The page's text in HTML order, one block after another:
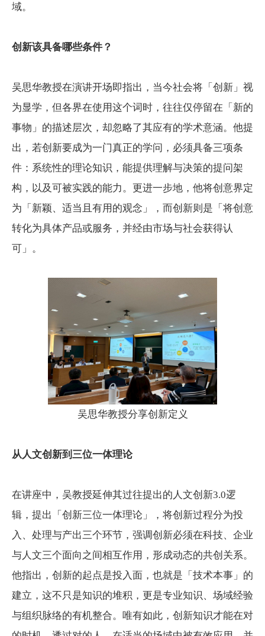
域。
创新该具备哪些条件？
吴思华教授在演讲开场即指出，当今社会将「创新」视
为显学，但各界在使用这个词时，往往仅停留在「新的
事物」的描述层次，却忽略了其应有的学术意涵。他提
出，若创新要成为一门真正的学问，必须具备三项条
件：系统性的理论知识，能提供理解与决策的提问架
构，以及可被实践的能力。更进一步地，他将创意界定
为「新颖、适当且有用的观念」，而创新则是「将创意
转化为具体产品或服务，并经由市场与社会获得认
可」。
吴思华教授分享创新定义
从人文创新到三位一体理论
在讲座中，吴教授延伸其过往提出的人文创新3.0逻
辑，提出「创新三位一体理论」，将创新过程分为投
入、处理与产出三个环节，强调创新必须在科技、企业
与人文三个面向之间相互作用，形成动态的共创关系。
他指出，创新的起点是投入面，也就是「技术本事」的
建立，这不只是知识的堆积，更是专业知识、场域经验
与组织脉络的有机整合。唯有如此，创新知识才能在对